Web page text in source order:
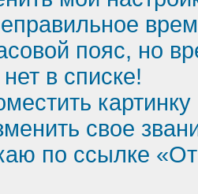
пояс, но
в списке!
свое
по ссылке